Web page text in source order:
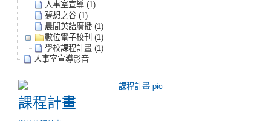
人事室宣導 (1)
夢想之谷 (1)
晨間英語廣播 (1)
數位電子校刊 (1)
學校課程計畫 (1)
人事室宣導影音
課程計畫